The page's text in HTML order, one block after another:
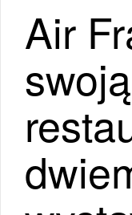
Air
swoją